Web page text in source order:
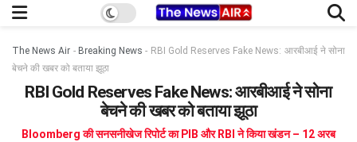
The News Air - Breaking News - RBI Gold Reserves Fake News: आरबीआई ने सोना
बेचने की खबर को बताया झूठा
RBI Gold Reserves Fake News: आरबीआई ने सोना
बेचने की खबर को बताया झूठा
Bloomberg की सनसनीखेज रिपोर्ट का PIB और RBI ने किया खंडन – 12 अरब